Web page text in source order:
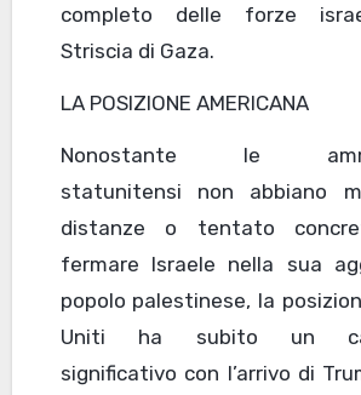
completo delle forze
Striscia di Gaza.
LA POSIZIONE AMERICANA
Nonostante le
statunitensi non abbiano
distanze o tentato
fermare Israele nella sua
popolo palestinese, la
Uniti ha subito un
significativo con l’arrivo di